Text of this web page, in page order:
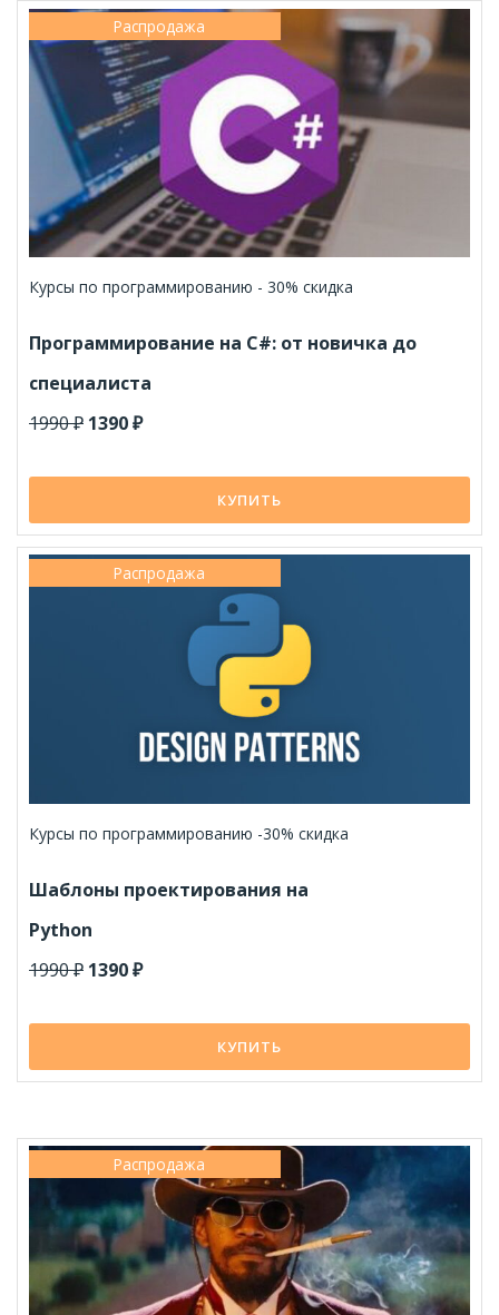
Распродажа
Курсы по программированию - 30% скидка
Программирование на C#: от новичка до
специалиста
1990 ₽ 1390 ₽
КУПИТЬ
Распродажа
Курсы по программированию -30% скидка
Шаблоны проектирования на
Python
1990 ₽ 1390 ₽
КУПИТЬ
Распродажа